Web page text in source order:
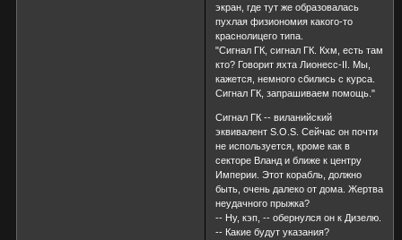
экран, где тут же образовалась
пухлая физиономия какого-то
краснолицего типа.
"Сигнал ГК, сигнал ГК. Кхм, есть там
кто? Говорит яхта Лионесс-II. Мы,
кажется, немного сбились с курса.
Сигнал ГК, запрашиваем помощь."
Сигнал ГК -- виланийский
эквивалент S.O.S. Сейчас он почти
не используется, кроме как в
секторе Вланд и ближе к центру
Империи. Этот корабль, должно
быть, очень далеко от дома. Жертва
неудачного прыжка?
-- Ну, кэп, -- обернулся он к Дизелю.
-- Какие будут указания?